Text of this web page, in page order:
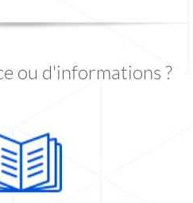
ou d'informations ?